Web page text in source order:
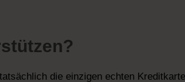
die einzigen echten